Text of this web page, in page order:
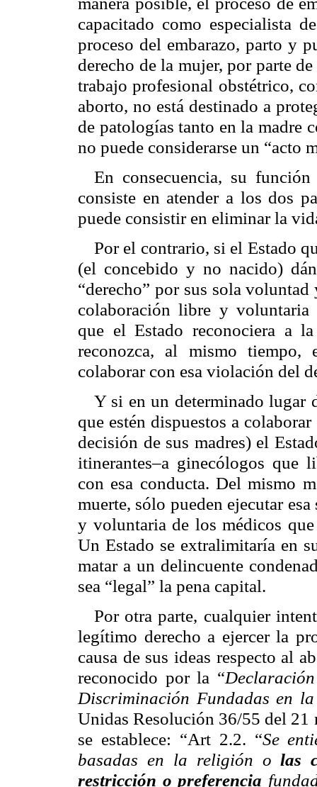
capacitado como especialista
proceso del embarazo, parto y
derecho de la mujer, por parte
trabajo profesional obstétrico,
aborto, no está destinado a
de patologías tanto en la madre
no puede considerarse un “acto
En consecuencia, su
consiste en atender a los dos
puede consistir en eliminar la
Por el contrario, si el Estado
(el concebido y no nacido)
“derecho” por sus sola
colaboración libre y
que el Estado reconociera a
reconozca, al mismo
colaborar con esa violación del
Y si en un determinado lugar
que estén dispuestos a
decisión de sus madres) el
itinerantes–a ginecólogos que
con esa conducta. Del mismo
muerte, sólo pueden ejecutar
y voluntaria de los médicos
Un Estado se extralimitaría en
matar a un delincuente
sea “legal” la pena capital.
Por otra parte, cualquier
legítimo derecho a ejercer la
causa de sus ideas respecto al
reconocido por la “
Discriminación Fundadas en
Unidas Resolución 36/55 del
se establece: “Art 2.2. “Se
basadas en la religión olas
restricción o preferencia